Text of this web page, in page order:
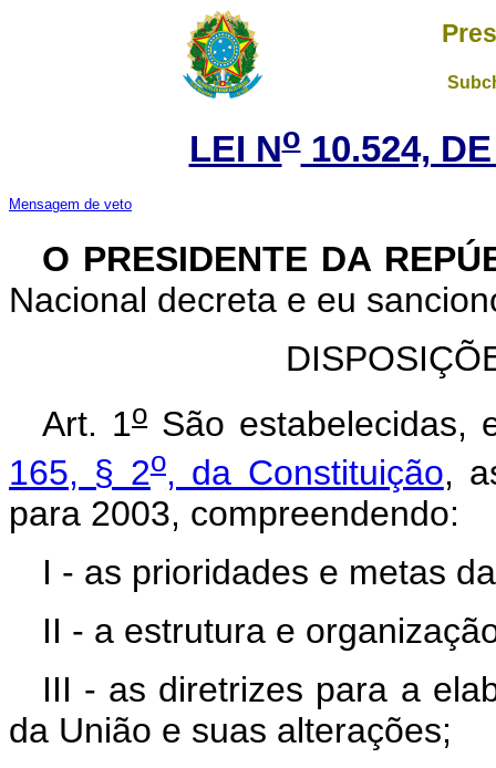
LEI No10.524,
Mensagem de veto
O PRESIDENTE DA
Nacional decreta e eu
Art. 1oSão estabelecidas,
165, § 2o, da Constituição,
para 2003, compreendendo:
I - as prioridades e metas
II - a estrutura e
III - as diretrizes para a
da União e suas alterações;